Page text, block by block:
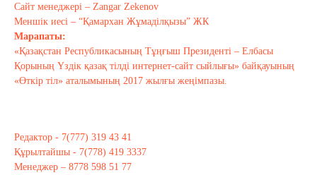
Тағы оқу
Сайт менеджері – Zangar Zekenov
Меншік иесі – “Қамархан Жұмаділқызы” ЖК
Марапаты:
«Қазақстан Республикасының Тұңғыш Президенті – Елбасы
Қорының Үздік қазақ тілді интернет-сайт сыйлығы» байқауының
«Өткір тіл» аталымының 2017 жылғы жеңімпазы.
Редактор - 7(777) 319 43 41
Құрылтайшы - 7(778) 419 3337
Менеджер – 8778 598 51 77